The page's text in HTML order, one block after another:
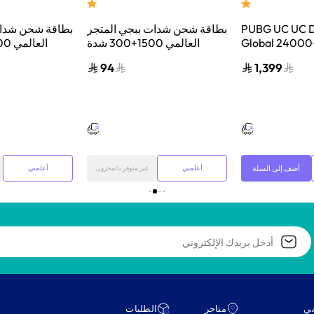
بطاقة شحن
أعلمني
بطاقة شحن شدات ببجي المتجر
العالمي 1500+300 شدة
الإلكتروني والرسائل ألوان
94
غير متوفر بالمخزون أعلمني
PUBG UC UC
Global
Digital Code
1,399
أضف إلى السلة
متاجر ‫الطلبات‬